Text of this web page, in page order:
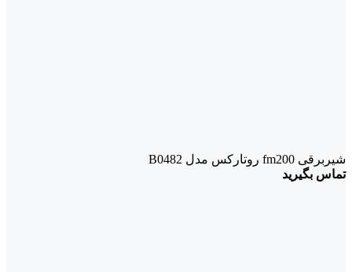
شیربرقی fm200 روتارکس مدل B0482
تماس بگیرید